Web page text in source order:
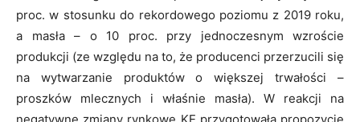
proc. w stosunku do rekordowego poziomu z 2019 roku,
a masła – o 10 proc. przy jednoczesnym wzroście
produkcji (ze względu na to, że producenci przerzucili się
na wytwarzanie produktów o większej trwałości –
proszków mlecznych i właśnie masła). W reakcji na